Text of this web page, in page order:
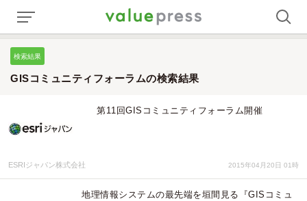
検索結果
GISコミュニティフォーラムの検索結果
第11回GISコミュニティフォーラム開催
ESRIジャパン株式会社 2015年04月20日 01時
地理情報システムの最先端を垣間見る『GISコミュ